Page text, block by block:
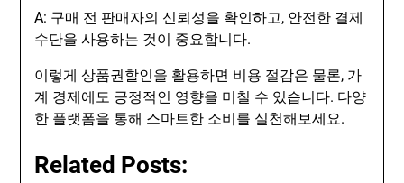
A: 구매 전 판매자의 신뢰성을 확인하고, 안전한 결제
수단을 사용하는 것이 중요합니다.
이렇게 상품권할인을 활용하면 비용 절감은 물론, 가
계 경제에도 긍정적인 영향을 미칠 수 있습니다. 다양
한 플랫폼을 통해 스마트한 소비를 실천해보세요.
Related Posts: